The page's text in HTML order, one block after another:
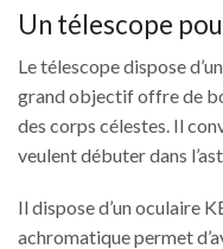
Un télescope
Le télescope dispose
grand objectif offre de
des corps célestes. Il
veulent débuter dans
Il dispose d’un oculaire
achromatique permet